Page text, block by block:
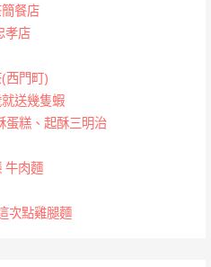
簡餐店
孝店
西門町)
就送幾隻蝦
蛋糕、起酥三明治
牛肉麵
次點雞腿麵